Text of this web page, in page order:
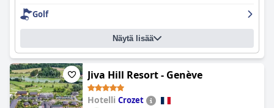
täydellistä hiihtolomaa.
Golf
Näytä lisää
Jiva Hill Resort - Genève
Hotelli Crozet